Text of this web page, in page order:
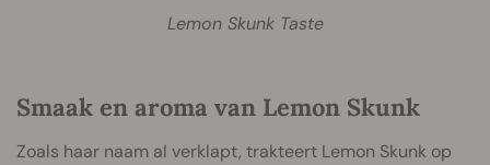
Lemon Skunk Taste
Smaak en aroma van Lemon Skunk
Zoals haar naam al verklapt, trakteert Lemon Skunk op